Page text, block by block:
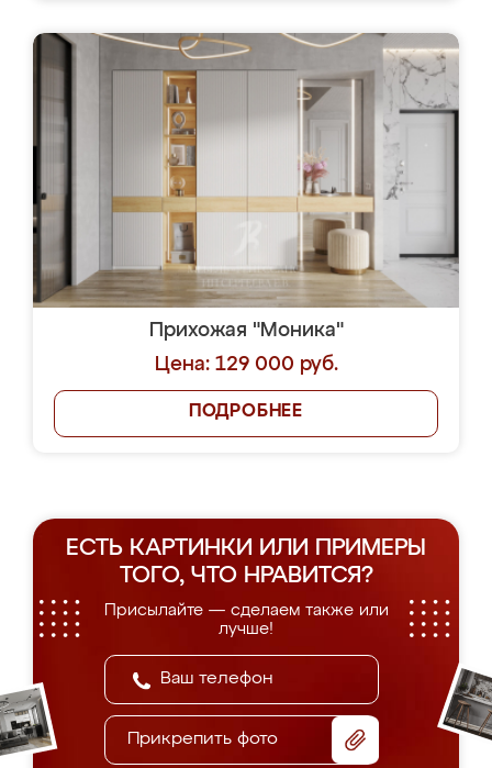
Прихожая "Моника"
Цена: 129 000 руб.
ПОДРОБНЕЕ
ЕСТЬ КАРТИНКИ ИЛИ ПРИМЕРЫ
ТОГО, ЧТО НРАВИТСЯ?
Присылайте — сделаем также или
лучше!
Прикрепить фото